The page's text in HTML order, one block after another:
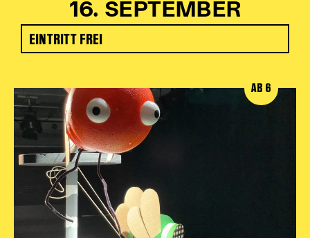
16. SEPTEMBER
EINTRITT FREI
AB 6